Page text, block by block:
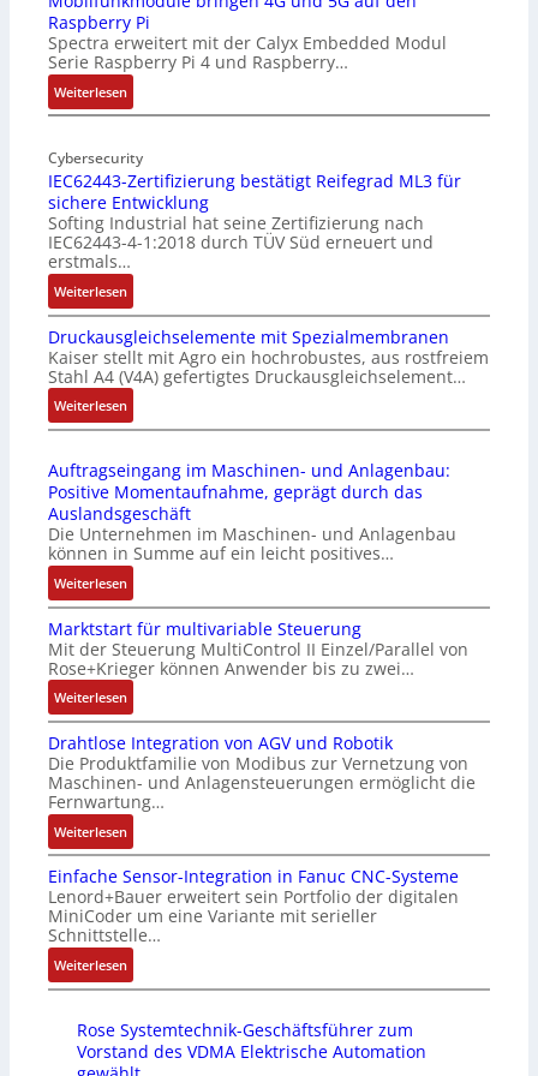
Z
o
l
l
-
n
d
u
s
t
r
i
e
-
P
C
l
ä
s
t
s
i
c
h
f
l
e
x
i
b
e
l
f
ü
r
i
e
A
n
w
n
d
u
Raspberry Pi
Spectra erweitert mit der Calyx Embedded Modul
Serie Raspberry Pi 4 und Raspberry…
Weiterlesen:
M
b
i
l
f
u
n
k
m
o
d
u
l
e
r
i
n
g
e
n
4
G
u
n
d
5
G
a
u
f
d
n
R
a
p
e
r
r
Cybersecurity
IEC62443-Zertifizierung bestätigt Reifegrad ML3 für
sichere Entwicklung
Softing Industrial hat seine Zertifizierung nach
IEC62443-4-1:2018 durch TÜV Süd erneuert und
erstmals…
Weiterlesen:
I
E
6
2
4
3
-
Z
e
r
t
i
f
i
z
i
e
u
n
g
b
e
s
t
ä
t
i
t
R
e
Druckausgleichselemente mit Spezialmembranen
Kaiser stellt mit Agro ein hochrobustes, aus rostfreiem
Stahl A4 (V4A) gefertigtes Druckausgleichselement…
Weiterlesen:
D
u
c
k
a
u
s
g
l
e
i
c
h
e
l
e
m
e
n
t
e
m
i
S
p
e
Auftragseingang im Maschinen- und Anlagenbau:
Positive Momentaufnahme, geprägt durch das
Auslandsgeschäft
Die Unternehmen im Maschinen- und Anlagenbau
können in Summe auf ein leicht positives…
Weiterlesen:
A
u
f
t
r
a
g
s
e
i
n
g
a
n
g
i
m
M
s
c
Marktstart für multivariable Steuerung
Mit der Steuerung MultiControl II Einzel/Parallel von
Rose+Krieger können Anwender bis zu zwei…
Weiterlesen:
M
a
r
k
t
s
t
a
r
t
f
ü
r
u
l
Drahtlose Integration von AGV und Robotik
Die Produktfamilie von Modibus zur Vernetzung von
Maschinen- und Anlagensteuerungen ermöglicht die
Fernwartung…
Weiterlesen:
D
r
a
h
t
l
o
e
I
Einfache Sensor-Integration in Fanuc CNC-Systeme
Lenord+Bauer erweitert sein Portfolio der digitalen
MiniCoder um eine Variante mit serieller
Schnittstelle…
Weiterlesen:
E
n
f
Rose Systemtechnik-Geschäftsführer zum
Vorstand des VDMA Elektrische Automation